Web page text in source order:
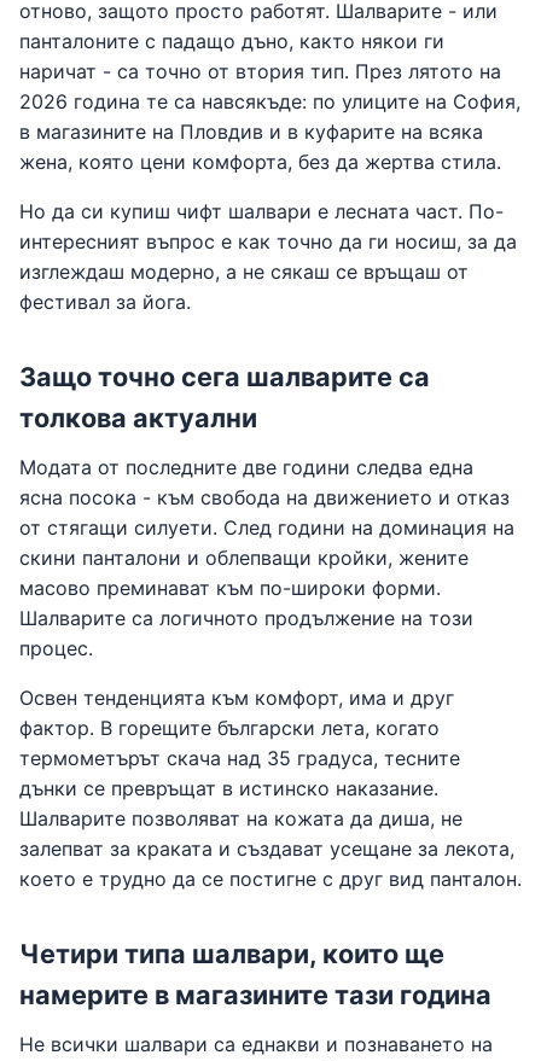
отново, защото просто работят. Шалварите - или
панталоните с падащо дъно, както някои ги
наричат - са точно от втория тип. През лятото на
2026 година те са навсякъде: по улиците на София,
в магазините на Пловдив и в куфарите на всяка
жена, която цени комфорта, без да жертва стила.
Но да си купиш чифт шалвари е лесната част. По-
интересният въпрос е как точно да ги носиш, за да
изглеждаш модерно, а не сякаш се връщаш от
фестивал за йога.
Защо точно сега шалварите са
толкова актуални
Модата от последните две години следва една
ясна посока - към свобода на движението и отказ
от стягащи силуети. След години на доминация на
скини панталони и облепващи кройки, жените
масово преминават към по-широки форми.
Шалварите са логичното продължение на този
процес.
Освен тенденцията към комфорт, има и друг
фактор. В горещите български лета, когато
термометърът скача над 35 градуса, тесните
дънки се превръщат в истинско наказание.
Шалварите позволяват на кожата да диша, не
залепват за краката и създават усещане за лекота,
което е трудно да се постигне с друг вид панталон.
Четири типа шалвари, които ще
намерите в магазините тази година
Не всички шалвари са еднакви и познаването на